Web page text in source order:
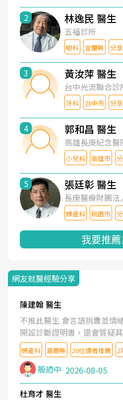
2 林逸民 醫生
五福診所
眼科 宜蘭縣 分
3 黃汝萍 醫生
台中光流聯合診
牙科 台中市 分
4 郭和昌 醫生
高雄長庚紀念醫
小兒科 高雄市
5 張廷彰 醫生
長庚醫療財團
婦產科 桃園市
我要推
網友就醫經驗分享
陳建翰 醫生
不推此醫生 會言語挑釁並情
開設診斷證明書，還會質疑
婦產科 嘉義縣 20位讀者推薦 2
殷迺中 2026-08-05
杜育才 醫生